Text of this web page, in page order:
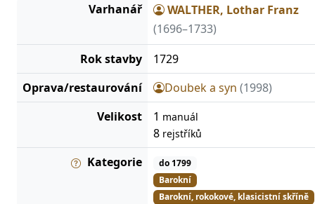
Varhanář
WALTHER, Lothar Franz
(1696–1733)
Rok stavby
1729
Oprava/restaurování
Doubek a syn (1998)
Velikost
1 manuál
8 rejstříků
Kategorie
do 1799
Barokní
Barokní, rokokové, klasicistní skříně